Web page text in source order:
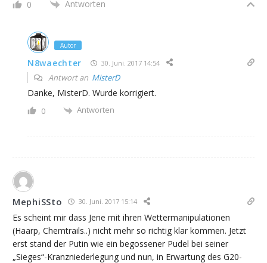
0
Antworten
Autor
N8waechter 30. Juni. 2017 14:54
Antwort an MisterD
Danke, MisterD. Wurde korrigiert.
0 Antworten
MephiSSto 30. Juni. 2017 15:14
Es scheint mir dass Jene mit ihren Wettermanipulationen
(Haarp, Chemtrails..) nicht mehr so richtig klar kommen. Jetzt
erst stand der Putin wie ein begossener Pudel bei seiner
„Sieges“-Kranzniederlegung und nun, in Erwartung des G20-